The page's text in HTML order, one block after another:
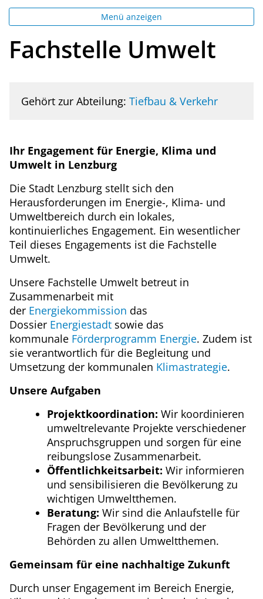
Menü anzeigen
Fachstelle Umwelt
Gehört zur Abteilung: Tiefbau & Verkehr
Ihr Engagement für Energie, Klima und
Umwelt in Lenzburg
Die Stadt Lenzburg stellt sich den
Herausforderungen im Energie-, Klima- und
Umweltbereich durch ein lokales,
kontinuierliches Engagement. Ein wesentlicher
Teil dieses Engagements ist die Fachstelle
Umwelt.
Unsere Fachstelle Umwelt betreut in
Zusammenarbeit mit
der Energiekommission das
Dossier Energiestadt sowie das
kommunale Förderprogramm Energie. Zudem ist
sie verantwortlich für die Begleitung und
Umsetzung der kommunalen Klimastrategie.
Unsere Aufgaben
Projektkoordination: Wir koordinieren
umweltrelevante Projekte verschiedener
Anspruchsgruppen und sorgen für eine
reibungslose Zusammenarbeit.
Öffentlichkeitsarbeit: Wir informieren
und sensibilisieren die Bevölkerung zu
wichtigen Umweltthemen.
Beratung: Wir sind die Anlaufstelle für
Fragen der Bevölkerung und der
Behörden zu allen Umweltthemen.
Gemeinsam für eine nachhaltige Zukunft
Durch unser Engagement im Bereich Energie,